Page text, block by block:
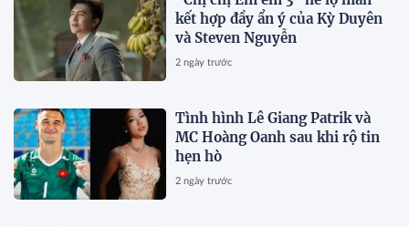
kết hợp đầy ẩn ý của Kỳ Duyên
và Steven Nguyễn
2 ngày trước
Tình hình Lê Giang Patrik và
MC Hoàng Oanh sau khi rộ tin
hẹn hò
2 ngày trước